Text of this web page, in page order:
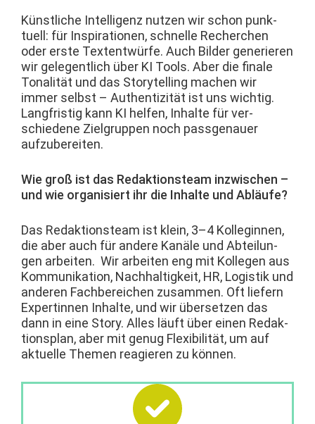
Kün­stliche Intel­li­genz nutzen wir schon punk­
tuell: für Inspi­ra­tio­nen, schnelle Recherchen
oder erste Tex­ten­twürfe. Auch Bilder gener­ieren
wir gele­gentlich über KI Tools. Aber die finale
Tonal­ität und das Sto­ry­telling machen wir
immer selb­st – Authen­tiz­ität ist uns wichtig.
Langfristig kann KI helfen, Inhalte für ver­
schiedene Ziel­grup­pen noch pass­ge­nauer
aufzubereiten.
Wie groß ist das Redak­tion­steam inzwis­chen –
und wie organ­isiert ihr die Inhalte und Abläufe?
Das Redak­tion­steam ist klein, 3–4 Kol­legin­nen,
die aber auch für andere Kanäle und Abteilun­
gen arbeit­en. Wir arbeit­en eng mit Kol­le­gen aus
Kom­mu­nika­tion, Nach­haltigkeit, HR, Logis­tik und
anderen Fach­bere­ichen zusam­men. Oft liefern
Exper­tin­nen Inhalte, und wir über­set­zen das
dann in eine Sto­ry. Alles läuft über einen Redak­
tion­s­plan, aber mit genug Flex­i­bil­ität, um auf
aktuelle The­men reagieren zu können.